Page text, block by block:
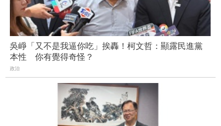
吳崢「又不是我逼你吃」挨轟！柯文哲：顯露民進黨
本性 你有覺得奇怪？
政治